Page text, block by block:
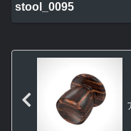
stool_0095